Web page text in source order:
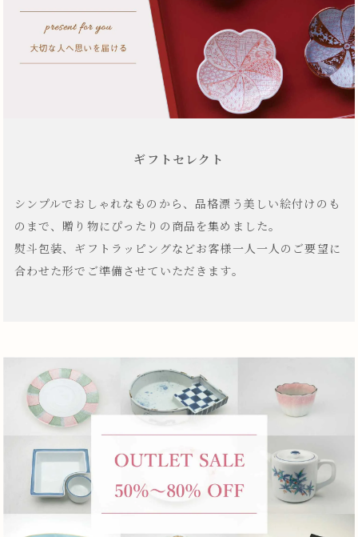
ギフトセレクト
シンプルでおしゃれなものから、品格漂う美しい絵付けのも
のまで、贈り物にぴったりの商品を集めました。
熨斗包装、ギフトラッピングなどお客様一人一人のご要望に
合わせた形でご準備させていただきます。